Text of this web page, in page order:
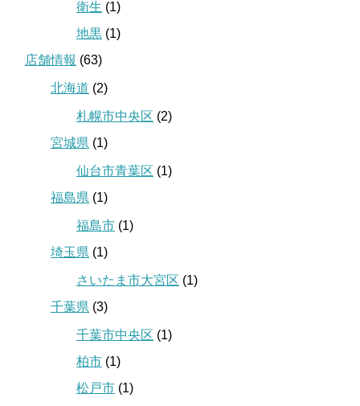
衛生 (1)
地黒 (1)
店舗情報 (63)
北海道 (2)
札幌市中央区 (2)
宮城県 (1)
仙台市青葉区 (1)
福島県 (1)
福島市 (1)
埼玉県 (1)
さいたま市大宮区 (1)
千葉県 (3)
千葉市中央区 (1)
柏市 (1)
松戸市 (1)